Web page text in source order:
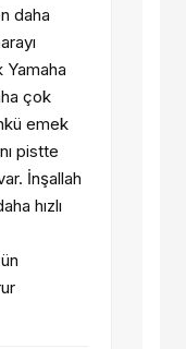
daha
Yamaha
çok
emek
pistte
İnşallah
hızlı